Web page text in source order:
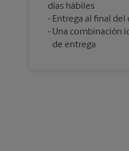
días hábiles
Entrega al final del
Una combinación
de entrega